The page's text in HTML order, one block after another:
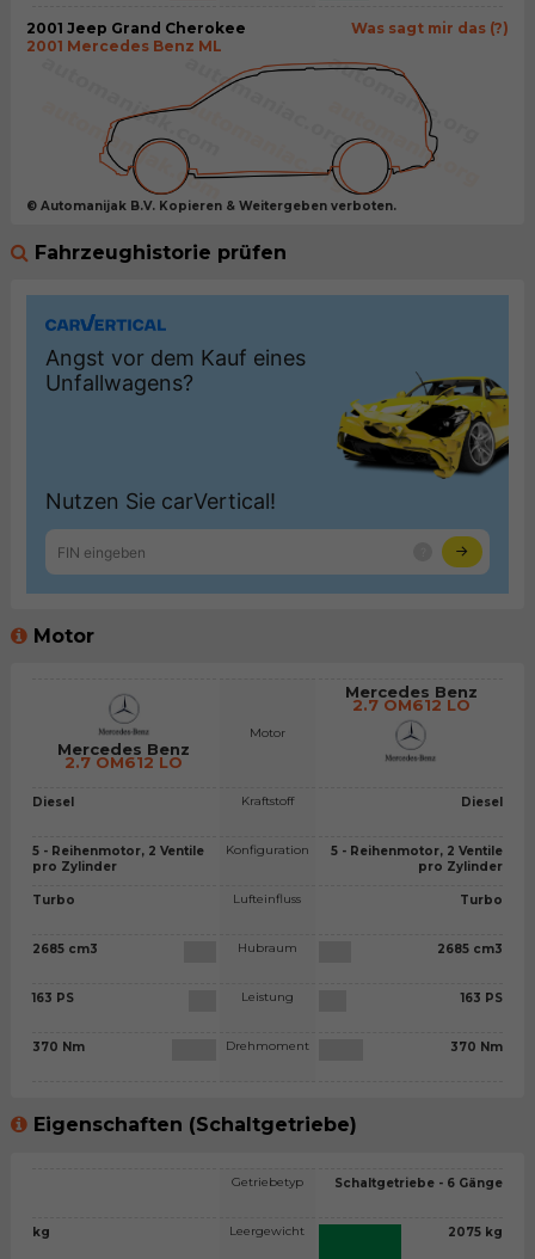
Was sagt mir das (?)
2001 Jeep Grand Cherokee
2001 Mercedes Benz ML
© Automanijak B.V. Kopieren & Weitergeben verboten.
Fahrzeughistorie prüfen
Motor
Mercedes Benz
2.7 OM612 LO
Diesel
5 - Reihenmotor, 2 Ventile
pro Zylinder
Turbo
2685 cm3
163 PS
370 Nm
Motor
Kraftstoff
Konfiguration
Lufteinfluss
Hubraum
Leistung
Drehmoment
Mercedes Benz
2.7 OM612 LO
Diesel
5 - Reihenmotor, 2 Ventile
pro Zylinder
Turbo
2685 cm3
163 PS
370 Nm
Eigenschaften (Schaltgetriebe)
kg
Getriebetyp
Leergewicht
Schaltgetriebe - 6 Gänge
2075 kg